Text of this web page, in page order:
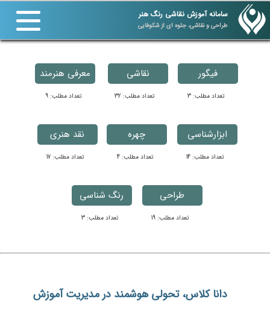
سامانه آموزش نقاشی رنگ هنر
طراحی و نقاشی، جلوه ای از شکوفایی
فیگور
تعداد مطلب: 3
نقاشی
تعداد مطلب: 32
معرفی هنرمند
تعداد مطلب: 9
ابزارشناسی
تعداد مطلب: 14
چهره
تعداد مطلب: 4
نقد هنری
تعداد مطلب: 17
طراحی
تعداد مطلب: 19
رنگ شناسی
تعداد مطلب: 3
دانا کلاس، تحولی هوشمند در مدیریت آموزش